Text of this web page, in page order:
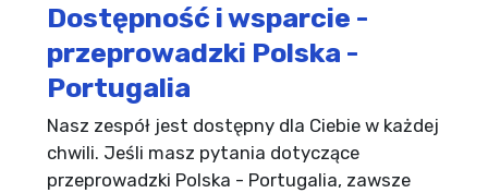
Dostępność i wsparcie -
przeprowadzki Polska -
Portugalia
Nasz zespół jest dostępny dla Ciebie w każdej
chwili. Jeśli masz pytania dotyczące
przeprowadzki Polska - Portugalia, zawsze